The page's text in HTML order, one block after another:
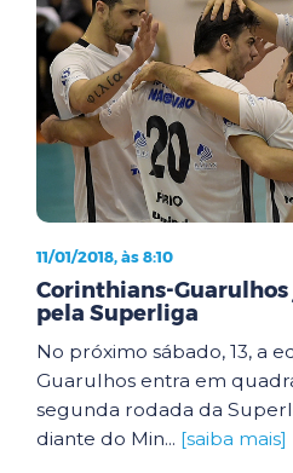
11/01/2018, às 8:10
Corinthians-
pela Superliga
No próximo sábado, 13, a
Guarulhos entra em
segunda rodada da
diante do Min... [saiba mais]